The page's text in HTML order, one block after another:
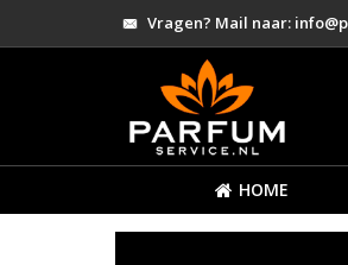
Vragen? Mail naar:
HOME